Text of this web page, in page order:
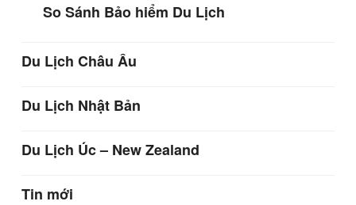
So Sánh Bảo hiểm Du Lịch
Du Lịch Châu Âu
Du Lịch Nhật Bản
Du Lịch Úc – New Zealand
Tin mới